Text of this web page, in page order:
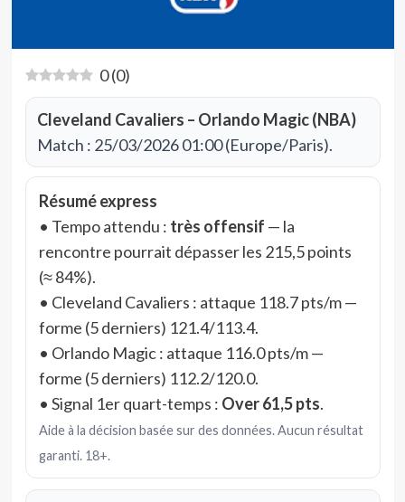
0(0)
Cleveland Cavaliers – Orlando Magic (NBA)
Match : 25/03/2026 01:00 (Europe/Paris).
Résumé express
• Tempo attendu : très offensif — la
rencontre pourrait dépasser les 215,5 points
(≈ 84%).
• Cleveland Cavaliers : attaque 118.7 pts/m —
forme (5 derniers) 121.4/113.4.
• Orlando Magic : attaque 116.0 pts/m —
forme (5 derniers) 112.2/120.0.
• Signal 1er quart-temps : Over 61,5 pts.
Aide à la décision basée sur des données. Aucun résultat
garanti. 18+.